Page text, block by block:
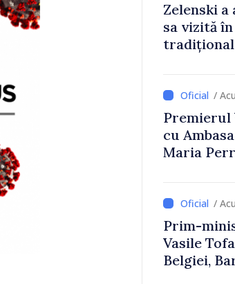
turce,
Vasile
/
Premierul
cu
Maria
/
Prim-
Vasile
Belgiei,